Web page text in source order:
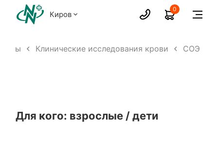
Киров
0
Клинические исследования крови СОЭ
Для кого: взрослые / дети